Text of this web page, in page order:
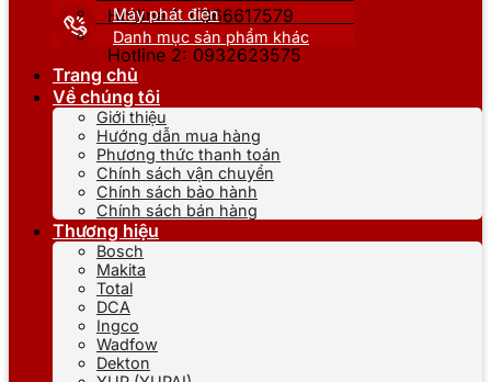
Hotline 1: 0866617579
Hotline 2: 0932623575
Máy phát điện
Danh mục sản phẩm khác
Trang chủ
Về chúng tôi
Giới thiệu
Hướng dẫn mua hàng
Phương thức thanh toán
Chính sách vận chuyển
Chính sách bảo hành
Chính sách bán hàng
Thương hiệu
Bosch
Makita
Total
DCA
Ingco
Wadfow
Dekton